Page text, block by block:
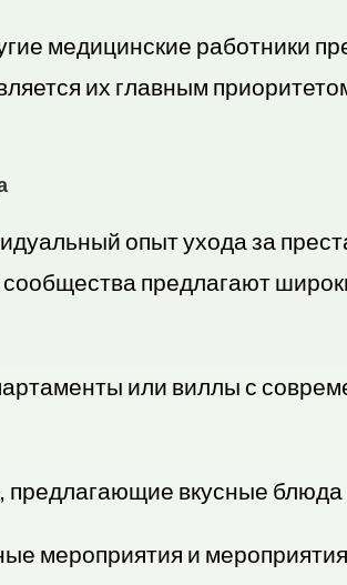
медицинские работники
их главным
опыт ухода за
предлагают
или виллы с
вкусные блюда
мероприятия и